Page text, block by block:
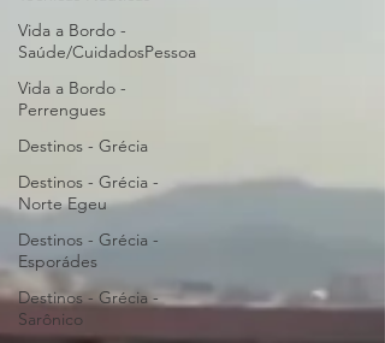
Vida a Bordo -
Saúde/CuidadosPessoa
Vida a Bordo -
Perrengues
Destinos - Grécia
Destinos - Grécia -
Norte Egeu
Destinos - Grécia -
Esporádes
Destinos - Grécia -
Sarônico